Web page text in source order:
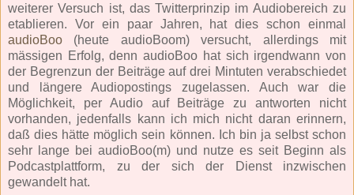
weiterer Versuch ist, das Twitterprinzip im Audiobereich zu
etablieren. Vor ein paar Jahren, hat dies schon einmal
audioBoo (heute audioBoom) versucht, allerdings mit
mässigen Erfolg, denn audioBoo hat sich irgendwann von
der Begrenzun der Beiträge auf drei Mintuten verabschiedet
und längere Audiopostings zugelassen. Auch war die
Möglichkeit, per Audio auf Beiträge zu antworten nicht
vorhanden, jedenfalls kann ich mich nicht daran erinnern,
daß dies hätte möglich sein können. Ich bin ja selbst schon
sehr lange bei audioBoo(m) und nutze es seit Beginn als
Podcastplattform, zu der sich der Dienst inzwischen
gewandelt hat.